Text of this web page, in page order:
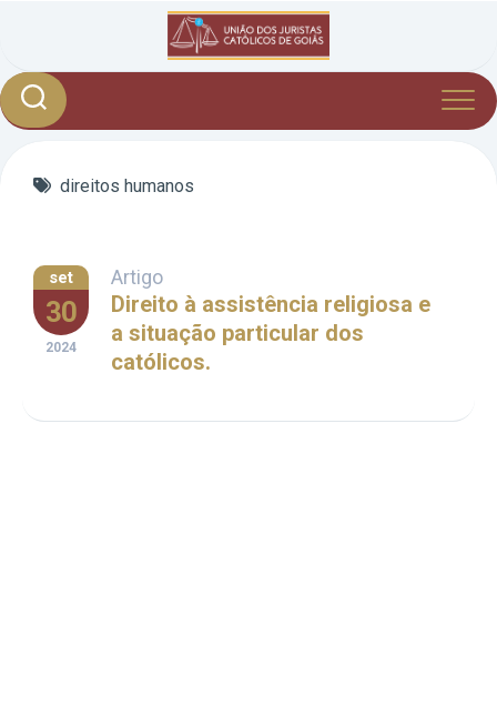
direitos humanos
set
30
2024
Artigo
Direito à assistência religiosa e
a situação particular dos
católicos.